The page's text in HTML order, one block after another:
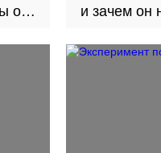
об
и зачем он